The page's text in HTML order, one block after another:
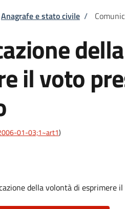
pane
Anagrafe e stato civile /
il voto
01-03;1~art1)
della volontà di esprimere